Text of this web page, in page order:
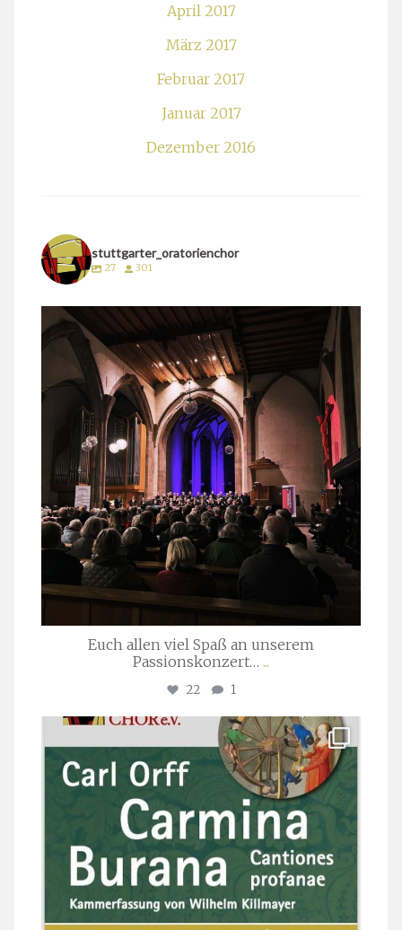
April 2017
März 2017
Februar 2017
Januar 2017
Dezember 2016
stuttgarter_oratorienchor
27 301
stuttgarter_oratorienchor
März 24
Euch allen viel Spaß an unserem
Passionskonzert… ...
22 1
stuttgarter_oratorienchor
Juli 22